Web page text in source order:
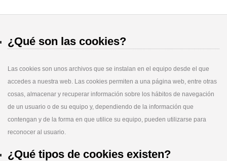
¿Qué son las cookies?
Las cookies son unos archivos que se instalan en el equipo desde el que
accedes a nuestra web. Las cookies permiten a una página web, entre otras
cosas, almacenar y recuperar información sobre los hábitos de navegación
de un usuario o de su equipo y, dependiendo de la información que
contengan y de la forma en que utilice su equipo, pueden utilizarse para
reconocer al usuario.
¿Qué tipos de cookies existen?